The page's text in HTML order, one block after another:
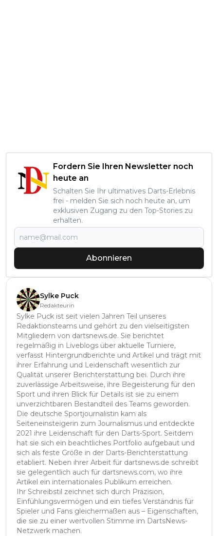
Fordern Sie Ihren Newsletter noch
heute an
Schalten Sie Ihr ultimatives Darts-Erlebnis
frei - melden Sie sich noch heute an, um
exklusiven Zugang zu den Top-Stories zu
erhalten.
Abonnieren
Sylke Puck
Redakteurin
Sylke Puck ist seit vielen Jahren Teil unseres
Redaktionsteams und gehört zu den vielseitigsten
Mitgliedern von dartsnews.de. Sie berichtet
regelmäßig in Liveblogs über aktuelle Turniere,
verfasst Hintergrundberichte und Artikel und trägt mit
ihrer Erfahrung und Leidenschaft wesentlich zur
Qualität unserer Berichterstattung bei. Durch ihre
zuverlässige Arbeitsweise, ihre Begeisterung für den
Sport und ihren Blick für Details ist sie zu einem
unverzichtbaren Bestandteil des Teams geworden.
Die deutsche Sportjournalistin kam als
Seiteneinsteigerin zum Journalismus und entdeckte
2021 ihre Leidenschaft für den Darts-Sport. Seitdem
hat sie sich ein beachtliches Portfolio aufgebaut und
sich als feste Größe in der Darts-Berichterstattung
etabliert. Neben ihrer Arbeit für dartsnews.de schreibt
sie gelegentlich auch für dartsnews.com, wo ihre
Artikel ein internationales Publikum erreichen.
Ihr Schreibstil zeichnet sich durch Präzision,
Einfühlungsvermögen und ein tiefes Verständnis für
Spieler und Fans gleichermaßen aus – Eigenschaften,
die sie zu einer wertvollen Stimme im DartsNews-
Netzwerk machen.